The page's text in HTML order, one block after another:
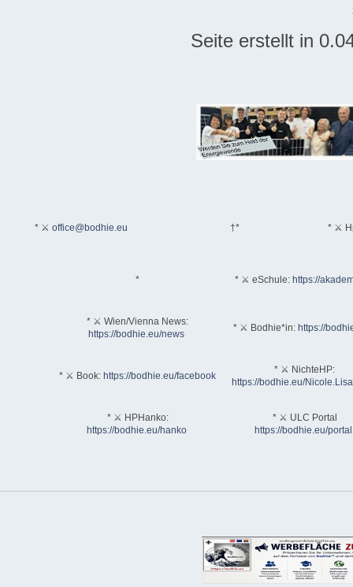
Seite erstellt in
* ⚔ office@bodhie.eu †* * ⚔
* * ⚔ eSchule: https://
* ⚔ Wien/Vienna News:
https://bodhie.eu/news
* ⚔ Bodhie*in: https://
* ⚔ Book: https://bodhie.eu/facebook
* ⚔ NichteHP:
https://bodhie.eu/
* ⚔ HPHanko:
https://bodhie.eu/hanko
* ⚔ ULC Portal
https://bodhie.eu/portal